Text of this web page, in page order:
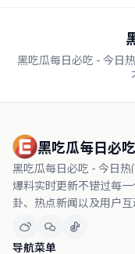
黑吃瓜每日必吃 - 今日
黑吃瓜每日必吃
黑吃瓜每日必吃 - 今日
爆料实时更新不错过每
卦、热点新闻以及用户互
导航菜单